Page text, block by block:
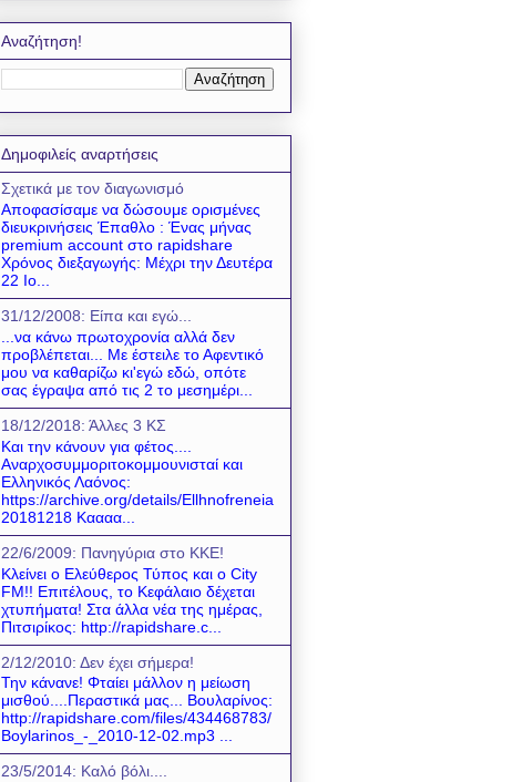
Αναζήτηση!
Δημοφιλείς αναρτήσεις
Σχετικά με τον διαγωνισμό
Αποφασίσαμε να δώσουμε ορισμένες
διευκρινήσεις Έπαθλο : Ένας μήνας
premium account στο rapidshare
Χρόνος διεξαγωγής: Μέχρι την Δευτέρα
22 Ιο...
31/12/2008: Είπα και εγώ...
...να κάνω πρωτοχρονία αλλά δεν
προβλέπεται... Με έστειλε το Αφεντικό
μου να καθαρίζω κι'εγώ εδώ, οπότε
σας έγραψα από τις 2 το μεσημέρι...
18/12/2018: Άλλες 3 ΚΣ
Και την κάνουν για φέτος....
Αναρχοσυμμοριτοκομμουνισταί και
Ελληνικός Λαόνος:
https://archive.org/details/Ellhnofreneia
20181218 Καααα...
22/6/2009: Πανηγύρια στο ΚΚΕ!
Κλείνει ο Ελεύθερος Τύπος και ο City
FM!! Επιτέλους, το Κεφάλαιο δέχεται
χτυπήματα! Στα άλλα νέα της ημέρας,
Πιτσιρίκος: http://rapidshare.c...
2/12/2010: Δεν έχει σήμερα!
Την κάνανε! Φταίει μάλλον η μείωση
μισθού....Περαστικά μας... Βουλαρίνος:
http://rapidshare.com/files/434468783/
Boylarinos_-_2010-12-02.mp3 ...
23/5/2014: Καλό βόλι....